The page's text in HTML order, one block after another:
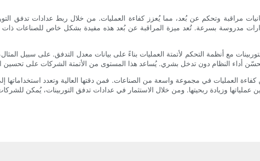
مراقبة وتحكم عن بُعد، مما يُعزز كفاءة العمليات. من خلال ربط عدادات تدفق
مدروسة بسرعة. تُعد ميزة المراقبة عن بُعد هذه مفيدة بشكل خاص للصناعات ذات
مع أنظمة التحكم لأتمتة العمليات بناءً على بيانات معدل التدفق. على سبيل
العمليات في مجموعة واسعة من الصناعات. فمن دقتها العالية وتعدد استخداماتها